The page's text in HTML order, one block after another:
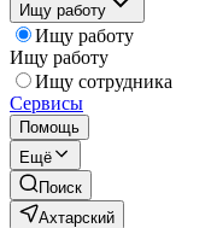
Ищу работу
Ищу работу
Ищу работу
Ищу сотрудника
Сервисы
Помощь
Ещё
Поиск
Ахтарский